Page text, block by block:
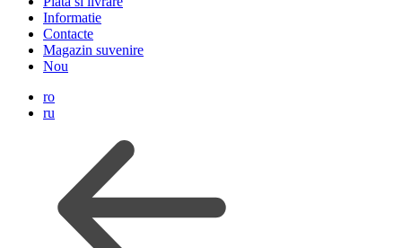
Informatie
Contacte
Magazin suvenire
Nou
ro
ru